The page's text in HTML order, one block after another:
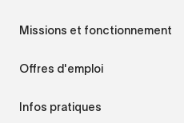
Missions et fonctionnement
Offres d'emploi
Infos pratiques